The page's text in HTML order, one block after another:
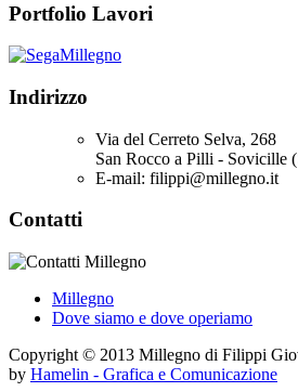
Portfolio Lavori
Indirizzo
Via del Cerreto Selva, 268
San Rocco a Pilli - Sovicille
E-mail: filippi@millegno.it
Contatti
Millegno
Dove siamo e dove operiamo
Copyright © 2013 Millegno di Filippi
by Hamelin - Grafica e Comunicazione